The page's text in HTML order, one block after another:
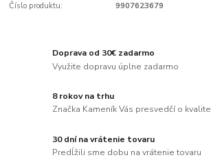
Číslo produktu: 9907623679
Doprava od 30€ zadarmo
Využite dopravu úplne zadarmo
8 rokov na trhu
Značka Kameník Vás presvedčí o kvalite
30 dní na vrátenie tovaru
Predĺžili sme dobu na vrátenie tovaru